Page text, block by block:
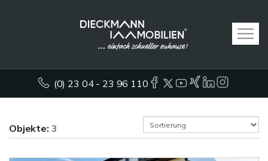
(0) 23 04 - 23 96 110
Objekte: 3